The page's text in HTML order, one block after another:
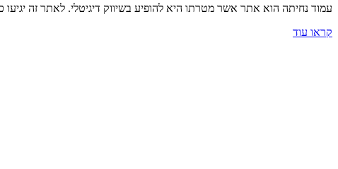
עמוד נחיתה הוא אתר אשר מטרתו היא להופיע בשיווק דיגיטלי. לאתר זה
קראו עוד